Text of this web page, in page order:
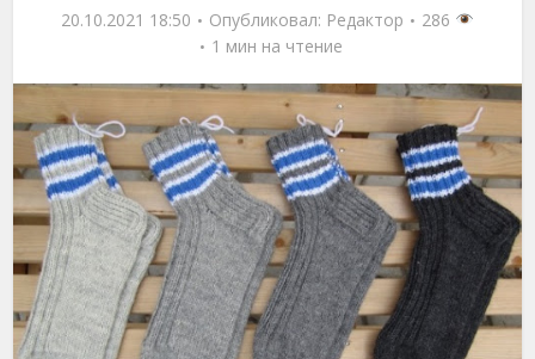
20.10.2021 18:50 Опубликовал: Редактор
286
1 мин на чтение